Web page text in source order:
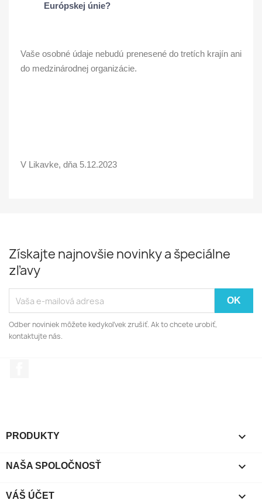
Európskej únie?
Vaše osobné údaje nebudú prenesené do tretích krajín ani
do medzinárodnej organizácie.
V Likavke, dňa 5.12.2023
Získajte najnovšie novinky a špeciálne
zľavy
Odber noviniek môžete kedykoľvek zrušiť. Ak to chcete urobiť,
kontaktujte nás.
PRODUKTY 
NAŠA SPOLOČNOSŤ 
VÁŠ ÚČET 